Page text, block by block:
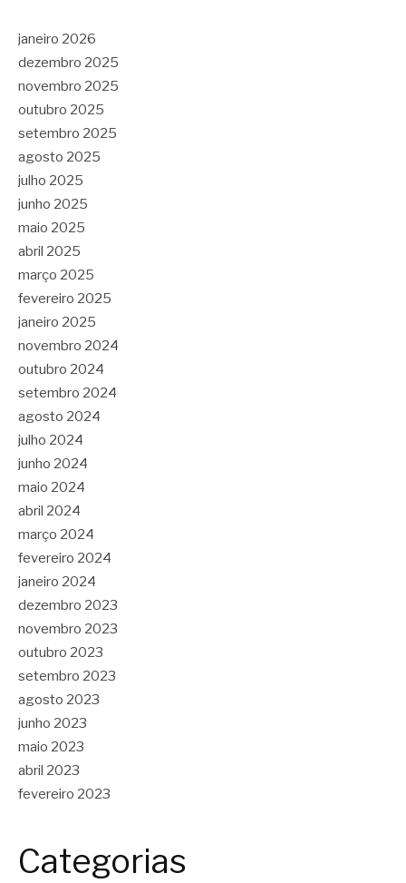
janeiro 2026
dezembro 2025
novembro 2025
outubro 2025
setembro 2025
agosto 2025
julho 2025
junho 2025
maio 2025
abril 2025
março 2025
fevereiro 2025
janeiro 2025
novembro 2024
outubro 2024
setembro 2024
agosto 2024
julho 2024
junho 2024
maio 2024
abril 2024
março 2024
fevereiro 2024
janeiro 2024
dezembro 2023
novembro 2023
outubro 2023
setembro 2023
agosto 2023
junho 2023
maio 2023
abril 2023
fevereiro 2023
Categorias